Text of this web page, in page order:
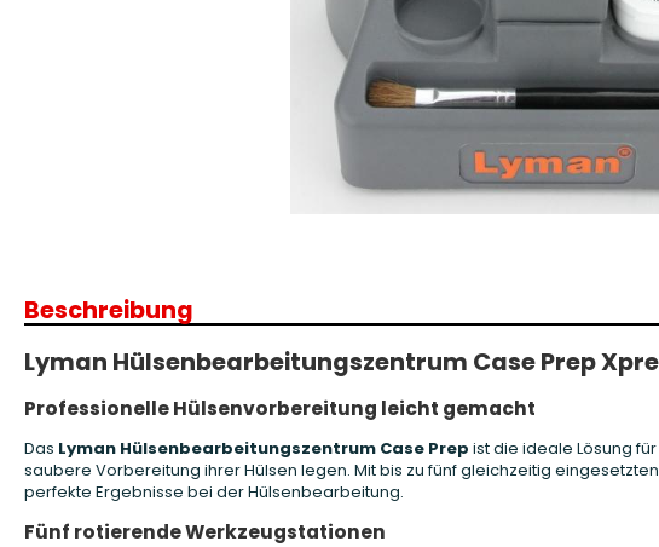
Armanov Dillon Zubehör
Ladepressen
Ladepressen Zubehör
Uniqutek Dillon Zubehör
Geschosse
Beschreibung
Lyman Hülsenbearbeitungszentrum Case Prep
Professionelle Hülsenvorbereitung leicht gemacht
Das Lyman Hülsenbearbeitungszentrum Case Prep ist die ideale Lösung
saubere Vorbereitung ihrer Hülsen legen. Mit bis zu fünf gleichzeitig
perfekte Ergebnisse bei der Hülsenbearbeitung.
Fünf rotierende Werkzeugstationen